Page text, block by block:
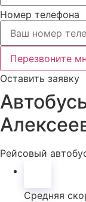
Номер телефона
Перезвоните
Оставить заявку
Рейсовый
Средняя